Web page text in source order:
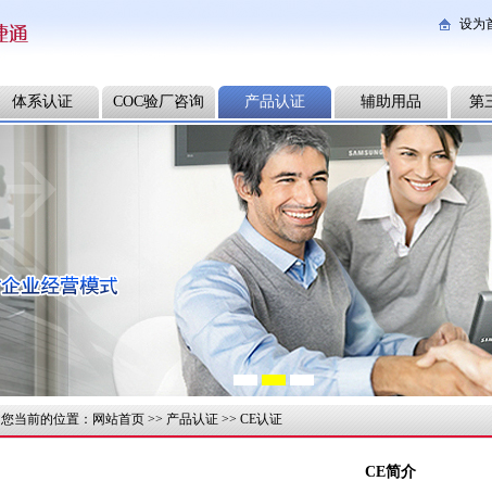
设为
体系认证 COC验厂咨询 产品认证 辅助用品 第
您当前的位置： 网站首页 >> 产品认证 >> CE认证
CE简介